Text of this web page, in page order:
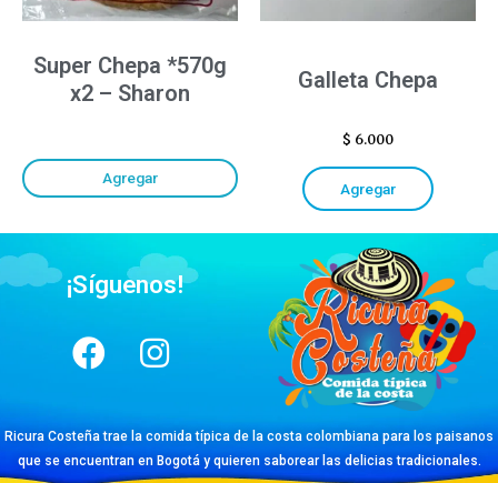
Super Chepa *570g
x2 – Sharon
Agregar
Galleta Chepa
$ 6.000
Agregar
¡Síguenos!
Ricura Costeña trae la comida típica de la costa colombiana para los paisanos
que se encuentran en Bogotá y quieren saborear las delicias tradicionales.